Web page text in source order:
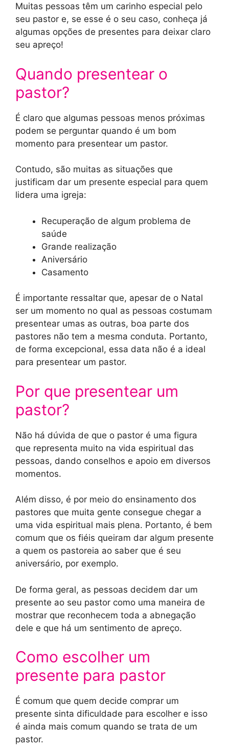
Muitas pessoas têm um carinho especial pelo
seu pastor e, se esse é o seu caso, conheça já
algumas opções de presentes para deixar claro
seu apreço!
Quando presentear o
pastor?
É claro que algumas pessoas menos próximas
podem se perguntar quando é um bom
momento para presentear um pastor.
Contudo, são muitas as situações que
justificam dar um presente especial para quem
lidera uma igreja:
Recuperação de algum problema de
saúde
Grande realização
Aniversário
Casamento
É importante ressaltar que, apesar de o Natal
ser um momento no qual as pessoas costumam
presentear umas as outras, boa parte dos
pastores não tem a mesma conduta. Portanto,
de forma excepcional, essa data não é a ideal
para presentear um pastor.
Por que presentear um
pastor?
Não há dúvida de que o pastor é uma figura
que representa muito na vida espiritual das
pessoas, dando conselhos e apoio em diversos
momentos.
Além disso, é por meio do ensinamento dos
pastores que muita gente consegue chegar a
uma vida espiritual mais plena. Portanto, é bem
comum que os fiéis queiram dar algum presente
a quem os pastoreia ao saber que é seu
aniversário, por exemplo.
De forma geral, as pessoas decidem dar um
presente ao seu pastor como uma maneira de
mostrar que reconhecem toda a abnegação
dele e que há um sentimento de apreço.
Como escolher um
presente para pastor
É comum que quem decide comprar um
presente sinta dificuldade para escolher e isso
é ainda mais comum quando se trata de um
pastor.